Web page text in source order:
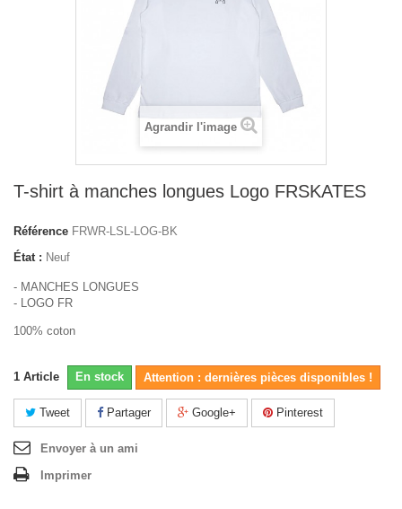
Agrandir l'image
T-shirt à manches longues Logo FRSKATES
Référence FRWR-LSL-LOG-BK
État : Neuf
- MANCHES LONGUES
- LOGO FR
100% coton
1 Article En stock Attention : dernières pièces disponibles !
Tweet Partager Google+ Pinterest
Envoyer à un ami
Imprimer